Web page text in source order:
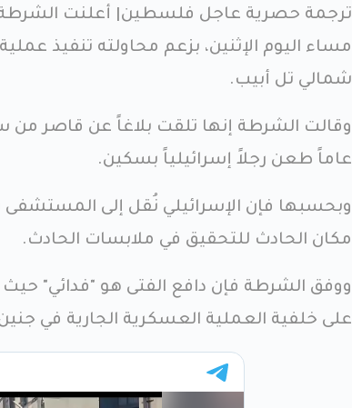
ترجمة حصرية عاجل فلسطين| أعلنت الشرطة
مساء اليوم الإثنين، بزعم محاولته تنفيذ
شمالي تل أبيب.
عاماً طعن رجلاً إسرائيلياً بسكين.
وبحسبها فإن الإسرائيلي نُقل إلى
مكان الحادث للتحقيق في ملابسات الحادث.
ووفق الشرطة فإن دافع الفتى هو "فدائي"
على خلفية العملية العسكرية الجارية في